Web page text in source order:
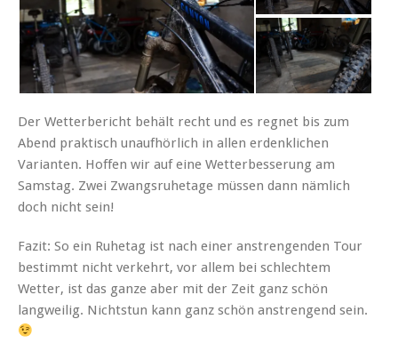
Der Wetterbericht behält recht und es regnet bis zum
Abend praktisch unaufhörlich in allen erdenklichen
Varianten. Hoffen wir auf eine Wetterbesserung am
Samstag. Zwei Zwangsruhetage müssen dann nämlich
doch nicht sein!
Fazit: So ein Ruhetag ist nach einer anstrengenden Tour
bestimmt nicht verkehrt, vor allem bei schlechtem
Wetter, ist das ganze aber mit der Zeit ganz schön
langweilig. Nichtstun kann ganz schön anstrengend sein.